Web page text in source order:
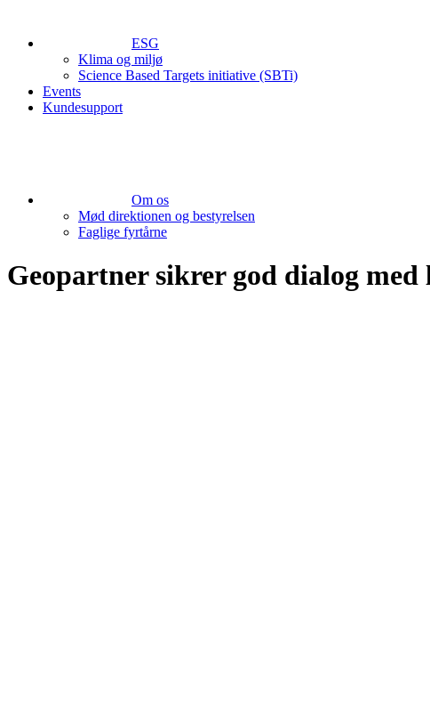
ESG
Klima og miljø
Science Based Targets initiative (SBTi)
Events
Kundesupport
Om os
Mød direktionen og bestyrelsen
Faglige fyrtårne
Geopartner sikrer god dialog